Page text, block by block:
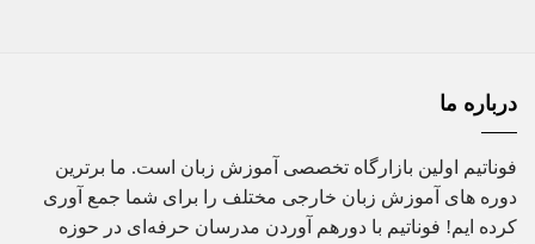
درباره ما
فوناتیم اولین بازارگاه تخصصی آموزش زبان است. ما برترین
دوره های آموزش زبان خارجی مختلف را برای شما جمع آوری
کرده ایم! فوناتیم با دورهم آوردن مدرسان حرفه‌ای در حوزه